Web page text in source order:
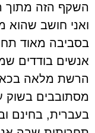
השקף הזה מתוך
ואני חושב שהוא
בסביבה מאוד
אנשים בודדים
הרשת מלאה
מסתובבים בשוק
בעברית, בחינם